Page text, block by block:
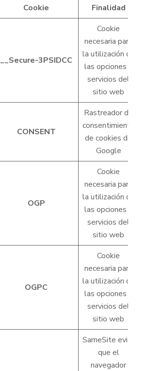
Cookie Finalidad
__Secure-3PSIDCC
Cookie
necesaria para
la utilización de
las opciones y
servicios del
sitio web
CONSENT
Rastreador de
consentimiento
de cookies de
Google
OGP
Cookie
necesaria para
la utilización de
las opciones y
servicios del
sitio web
OGPC
Cookie
necesaria para
la utilización de
las opciones y
servicios del
sitio web
SameSite evita
que el
navegador